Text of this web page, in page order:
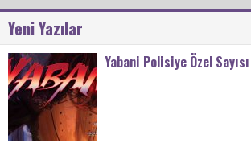
Yeni Yazılar
Yabani Polisiye Özel Sayısı